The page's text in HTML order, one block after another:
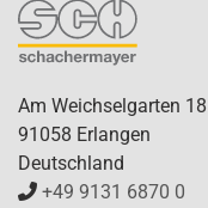
Am Weichselgarten 18
91058 Erlangen
Deutschland
+49 9131 6870 0